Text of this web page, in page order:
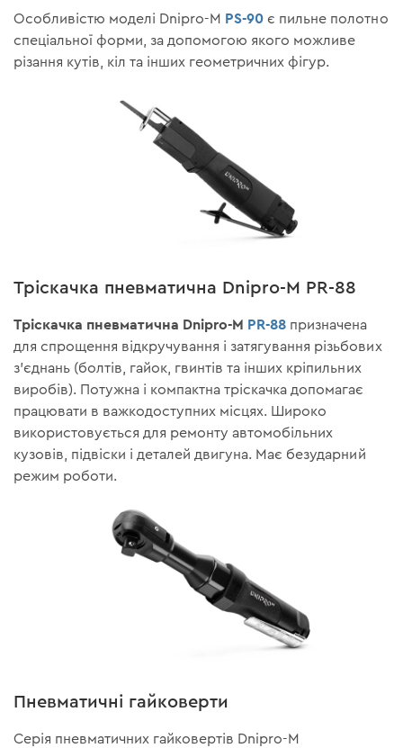
Особливістю моделі Dnipro-M PS-90 є пильне полотно
спеціальної форми, за допомогою якого можливе
різання кутів, кіл та інших геометричних фігур.
Тріскачка пневматична Dnipro-M PR-88
Тріскачка пневматична Dnipro-M PR-88 призначена
для спрощення відкручування і затягування різьбових
з'єднань (болтів, гайок, гвинтів та інших кріпильних
виробів). Потужна і компактна тріскачка допомагає
працювати в важкодоступних місцях. Широко
використовується для ремонту автомобільних
кузовів, підвіски і деталей двигуна. Має безударний
режим роботи.
Пневматичні гайковерти
Серія пневматичних гайковертів Dnipro-M